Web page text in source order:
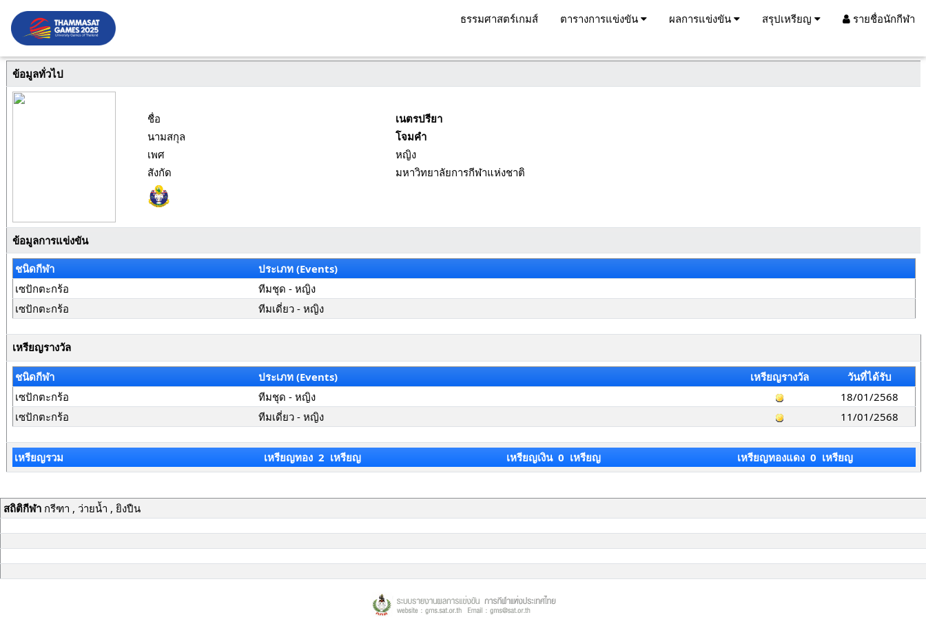
ธรรมศาสตร์เกมส์ ตารางการแข่งขัน ผลการแข่งขัน สรุปเหรียญ รายชื่อนักกีฬา
ข้อมูลทั่วไป
ชื่อ
เนตรปรียา
นามสกุล
โจมคำ
เพศ
หญิง
สังกัด
มหาวิทยาลัยการกีฬาแห่งชาติ
ข้อมูลการแข่งขัน
ชนิดกีฬา
ประเภท (Events)
เซปักตะกร้อ
ทีมชุด - หญิง
เซปักตะกร้อ
ทีมเดี่ยว - หญิง
เหรียญรางวัล
ชนิดกีฬา ประเภท (Events) เหรียญรางวัล
วันที่ได้รับ
เซปักตะกร้อ
ทีมชุด - หญิง
18/01/2568
เซปักตะกร้อ
ทีมเดี่ยว - หญิง 11/01/2568
เหรียญรวม เหรียญทอง 2 เหรียญ เหรียญเงิน 0 เหรียญ เหรียญทองแดง 0 เหรียญ
สถิติกีฬากรีฑา , ว่ายน้ำ , ยิงปืน